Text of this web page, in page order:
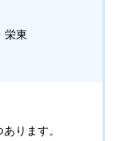
りの性格や特徴
番でも実力を十
す。
栄東
ります。